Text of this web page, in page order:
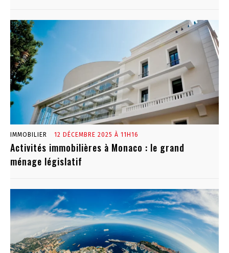
IMMOBILIER 12 DÉCEMBRE 2025 À 11H16
Activités immobilières à Monaco : le grand
ménage législatif